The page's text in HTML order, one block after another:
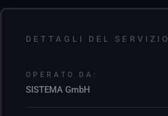
DETTAGLI DEL SERVIZIO
OPERATO DA:
SISTEMA GmbH